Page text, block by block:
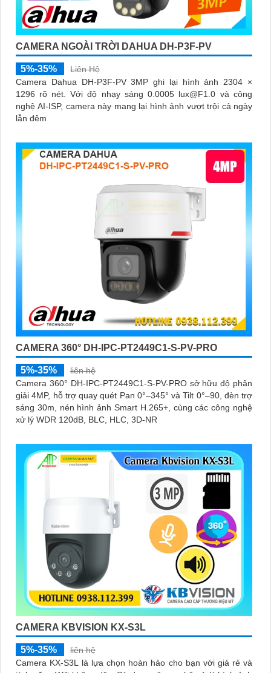
CAMERA NGOÀI TRỜI DAHUA DH-P3F-PV
5%-35%
Liên Hệ
Camera Dahua DH-P3F-PV 3MP ghi lại hình ảnh 2304 ×
1296 rõ nét. Với độ nhạy sáng 0.0005 lux@F1.0 và công
nghệ AI-ISP, camera này mang lại hình ảnh vượt trội cả ngày
lẫn đêm
CAMERA 360° DH-IPC-PT2449C1-S-PV-PRO
5%-35%
liên hệ
Camera 360° DH-IPC-PT2449C1-S-PV-PRO sở hữu độ phân
giải 4MP, hỗ trợ quay quét Pan 0°–345° và Tilt 0°–90, đèn trợ
sáng 30m, nén hình ảnh Smart H.265+, cùng các công nghệ
xử lý WDR 120dB, BLC, HLC, 3D-NR
CAMERA KBVISION KX-S3L
5%-35%
liên hệ
Camera KX-S3L là lựa chọn hoàn hảo cho bạn với giá rẻ và